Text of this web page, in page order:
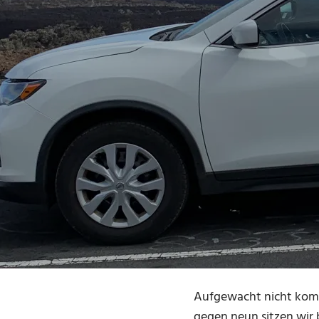
Aufgewacht nicht